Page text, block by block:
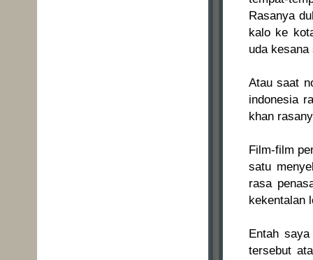
Rasanya
kalo ke
uda
Atau saat
indonesia
khan
Film-film
satu
rasa
kekentalan
Entah
tersebut